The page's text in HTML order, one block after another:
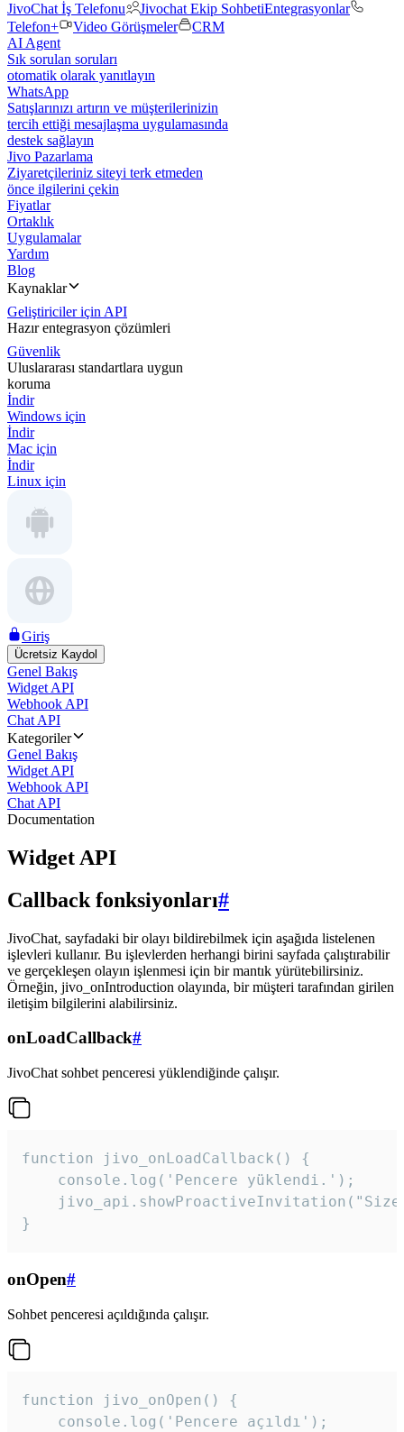
JivoChat İş Telefonu
Jivochat Ekip SohbetiEntegrasyonlar
Telefon+
Video Görüşmeler
CRM
AI Agent
Sık sorulan soruları
otomatik olarak yanıtlayın
WhatsApp
Satışlarınızı artırın ve müşterilerinizin
tercih ettiği mesajlaşma uygulamasında
destek sağlayın
Jivo Pazarlama
Ziyaretçileriniz siteyi terk etmeden
önce ilgilerini çekin
Fiyatlar
Ortaklık
Uygulamalar
Yardım
Blog
Kaynaklar
Geliştiriciler için API
Hazır entegrasyon çözümleri
Güvenlik
Uluslararası standartlara uygun
koruma
İndir
Windows için
İndir
Mac için
İndir
Linux için
Giriş
Ücretsiz Kaydol
Genel Bakış
Widget API
Webhook API
Chat API
Kategoriler
Genel Bakış
Widget API
Webhook API
Chat API
Documentation
Widget API
Callback fonksiyonları#
JivoChat, sayfadaki bir olayı bildirebilmek için aşağıda listelenen
işlevleri kullanır. Bu işlevlerden herhangi birini sayfada çalıştırabilir
ve gerçekleşen olayın işlenmesi için bir mantık yürütebilirsiniz.
Örneğin, jivo_onIntroduction olayında, bir müşteri tarafından girilen
iletişim bilgilerini alabilirsiniz.
onLoadCallback#
JivoChat sohbet penceresi yüklendiğinde çalışır.
function jivo_onLoadCallback() {
    console.log('Pencere yüklendi.');
}
onOpen#
Sohbet penceresi açıldığında çalışır.
function jivo_onOpen() {
    console.log('Pencere açıldı');